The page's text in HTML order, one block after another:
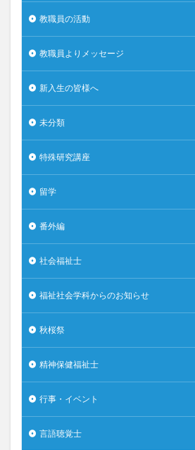
教職員の活動
教職員よりメッセージ
新入生の皆様へ
未分類
特殊研究講座
留学
番外編
社会福祉士
福祉社会学科からのお知らせ
秋桜祭
精神保健福祉士
行事・イベント
言語聴覚士